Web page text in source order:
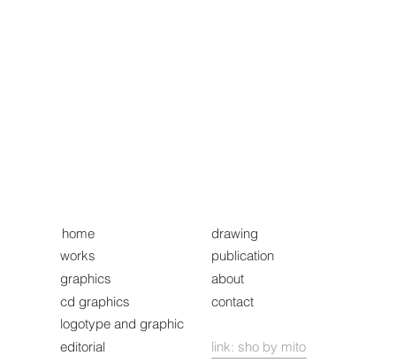
home
works
graphics
cd graphics
drawing
publication
about
contact
logotype and graphic
editorial
link: sho by mito